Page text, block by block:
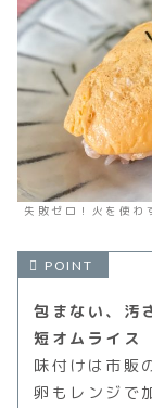
失敗ゼロ！火を使わ
包まない、汚
短オムライス
味付けは市販
卵もレンジで